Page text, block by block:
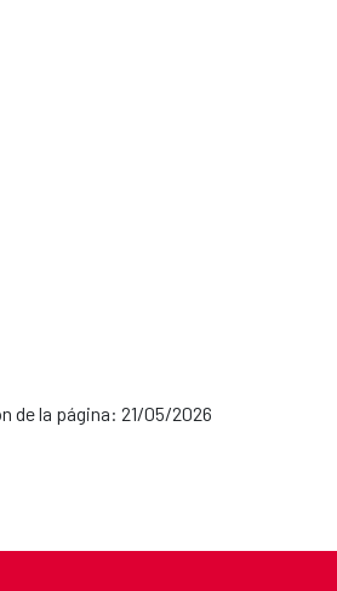
de la página: 21/05/2026